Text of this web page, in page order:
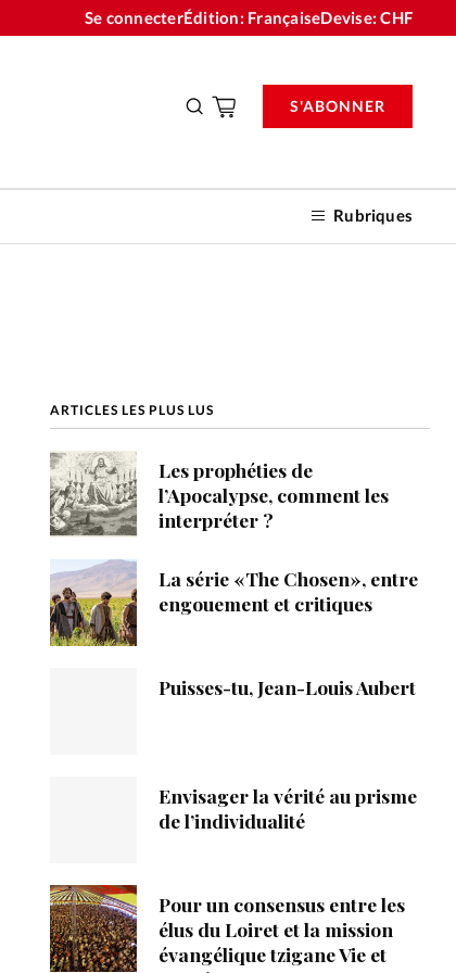
Se connecterÉdition: FrançaiseDevise:CHF
Rubriques
S'ABONNER
ARTICLES LES PLUS LUS
Les prophéties de
l’Apocalypse, comment les
interpréter ?
La série «The Chosen», entre
engouement et critiques
Puisses-tu, Jean-Louis Aubert
Envisager la vérité au prisme
de l’individualité
Pour un consensus entre les
élus du Loiret et la mission
évangélique tzigane Vie et